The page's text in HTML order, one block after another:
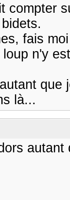
compter
fais
n'y
là...